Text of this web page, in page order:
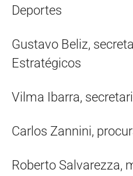
Deportes
Gustavo Beliz,
Estratégicos
Vilma Ibarra,
Carlos Zannini,
Roberto Salvarezza,